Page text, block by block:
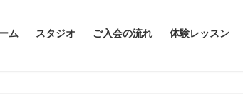
ム スタジオ ご入会の流れ 体験レッスン